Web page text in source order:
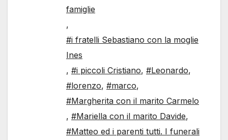
famiglie
,
#i fratelli Sebastiano con la moglie
Ines
, #i piccoli Cristiano, #Leonardo,
#lorenzo, #marco,
#Margherita con il marito Carmelo
, #Mariella con il marito Davide,
#Matteo ed i parenti tutti. I funerali